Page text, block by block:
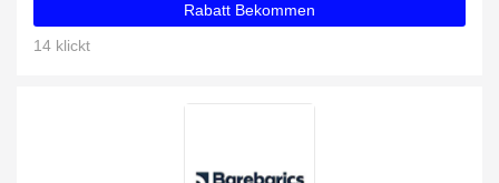
Rabatt Bekommen
14 klickt